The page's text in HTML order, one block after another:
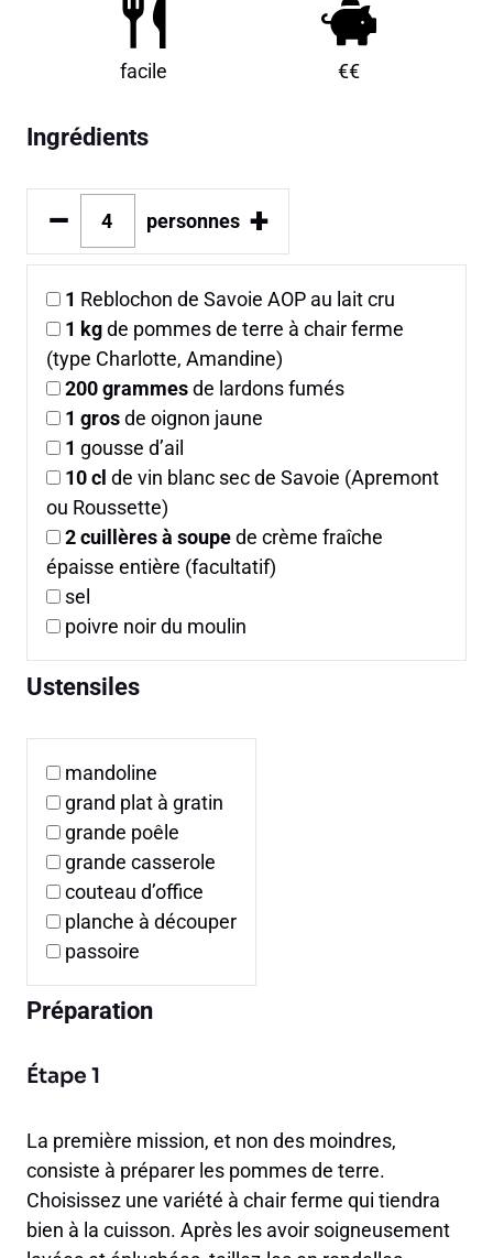
facile €€
Ingrédients
– personnes +
1 Reblochon de Savoie AOP au lait cru
1 kgde pommes de terre à chair ferme
(type Charlotte, Amandine)
200grammesde lardons fumés
1 grosde oignon jaune
1 gousse d’ail
10cl de vin blanc sec de Savoie (Apremont
ou Roussette)
2cuillères à soupede crème fraîche
épaisse entière (facultatif)
sel
poivre noir du moulin
Ustensiles
mandoline
grand plat à gratin
grande poêle
grande casserole
couteau d’office
planche à découper
passoire
Préparation
Étape 1
La première mission, et non des moindres,
consiste à préparer les pommes de terre.
Choisissez une variété à chair ferme qui tiendra
bien à la cuisson. Après les avoir soigneusement